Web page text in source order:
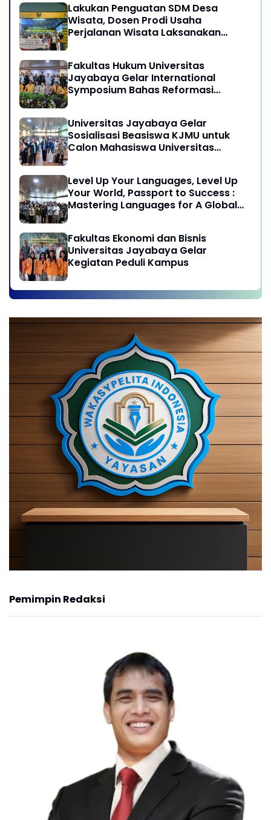
Lakukan Penguatan SDM Desa
Wisata, Dosen Prodi Usaha
Perjalanan Wisata Laksanakan
Sukamandi Masagi - Kabupaten
Subang, Jawa Barat
Fakultas Hukum Universitas
Jayabaya Gelar International
Symposium Bahas Reformasi
Universitas Jayabaya Gelar
Sosialisasi Beasiswa KJMU untuk
Calon Mahasiswa Universitas
Level Up Your Languages, Level Up
Your World, Passport to Success :
Mastering Languages for A Global
Fakultas Ekonomi dan Bisnis
Universitas Jayabaya Gelar
Kegiatan Peduli Kampus
Pemimpin Redaksi